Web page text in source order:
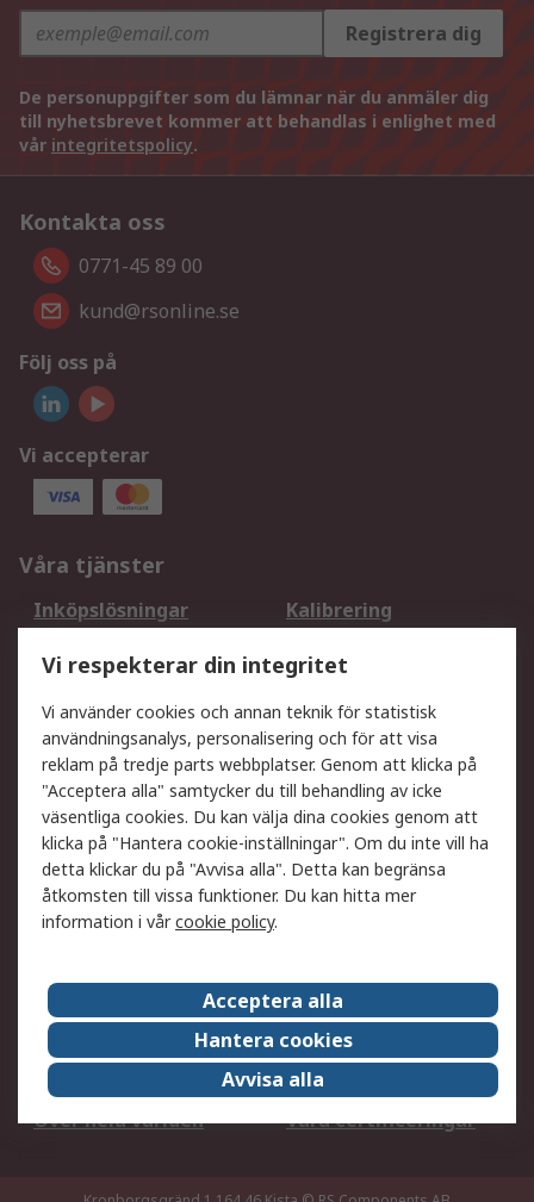
Registrera dig
De personuppgifter som du lämnar när du anmäler dig
till nyhetsbrevet kommer att behandlas i enlighet med
vår integritetspolicy.
Kontakta oss
0771-45 89 00
kund@rsonline.se
Följ oss på
Vi accepterar
Våra tjänster
Inköpslösningar
Kalibrering
DesignSpark
Teknisk Support
Ditt lokala säljteam
Exportlösningar
Support
Få hjälp
Retur av varor
Leverans
Spåra din order
Begär en fakturakopi
Fördelar med RS-konto
Betalningsalternativ
Om RS
Försäljningsvillkor
Det juridiska
Press Centre
Jobba hos RS
ESG
Över hela världen
Våra certificeringar
Vi respekterar din integritet
Vi använder cookies och annan teknik för statistisk
användningsanalys, personalisering och för att visa
reklam på tredje parts webbplatser. Genom att klicka på
"Acceptera alla" samtycker du till behandling av icke
väsentliga cookies. Du kan välja dina cookies genom att
klicka på "Hantera cookie-inställningar". Om du inte vill ha
detta klickar du på "Avvisa alla". Detta kan begränsa
åtkomsten till vissa funktioner. Du kan hitta mer
information i vårcookie policy.
Acceptera alla
Hantera cookies
Avvisa alla